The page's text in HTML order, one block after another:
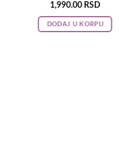
1,990.00 RSD
DODAJ U KORPU